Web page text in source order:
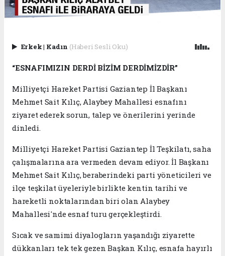
Erkek| Kadın (Haberi Sesli Oku)
“ESNAFIMIZIN DERDİ BİZİM DERDİMİZDİR”
Milliyetçi Hareket Partisi Gaziantep İl Başkanı
Mehmet Sait Kılıç, Alaybey Mahallesi esnafını
ziyaret ederek sorun, talep ve önerilerini yerinde
dinledi.
Milliyetçi Hareket Partisi Gaziantep İl Teşkilatı, saha
çalışmalarına ara vermeden devam ediyor. İl Başkanı
Mehmet Sait Kılıç, beraberindeki parti yöneticileri ve
ilçe teşkilat üyeleriyle birlikte kentin tarihi ve
hareketli noktalarından biri olan Alaybey
Mahallesi'nde esnaf turu gerçekleştirdi.
Sıcak ve samimi diyalogların yaşandığı ziyarette
dükkanları tek tek gezen Başkan Kılıç, esnafa hayırlı